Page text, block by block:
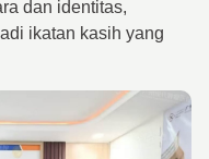
dan identitas,
ikatan kasih yang